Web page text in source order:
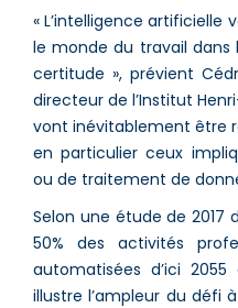
« L’intelligence
le monde du travail dans
certitude », prévient
directeur de l’Institut
vont inévitablement être
en particulier ceux
ou de traitement de
Selon une étude de 2017
50% des activités
automatisées d’ici
illustre l’ampleur du défi